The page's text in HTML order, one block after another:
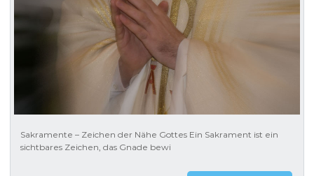
Sakramente – Zeichen der Nähe Gottes Ein Sakrament ist ein
sichtbares Zeichen, das Gnade bewi